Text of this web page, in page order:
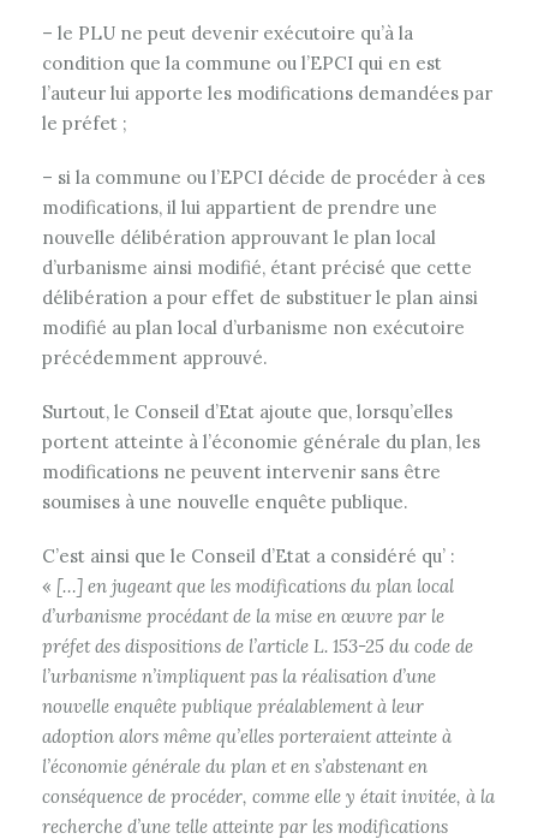
– le PLU ne peut devenir exécutoire qu’à la
condition que la commune ou l’EPCI qui en est
l’auteur lui apporte les modifications demandées par
le préfet ;
– si la commune ou l’EPCI décide de procéder à ces
modifications, il lui appartient de prendre une
nouvelle délibération approuvant le plan local
d’urbanisme ainsi modifié, étant précisé que cette
délibération a pour effet de substituer le plan ainsi
modifié au plan local d’urbanisme non exécutoire
précédemment approuvé.
Surtout, le Conseil d’Etat ajoute que, lorsqu’elles
portent atteinte à l’économie générale du plan, les
modifications ne peuvent intervenir sans être
soumises à une nouvelle enquête publique.
C’est ainsi que le Conseil d’Etat a considéré qu’ :
« […] en jugeant que les modifications du plan local
d’urbanisme procédant de la mise en œuvre par le
préfet des dispositions de l’article L. 153-25 du code de
l’urbanisme n’impliquent pas la réalisation d’une
nouvelle enquête publique préalablement à leur
adoption alors même qu’elles porteraient atteinte à
l’économie générale du plan et en s’abstenant en
conséquence de procéder, comme elle y était invitée, à la
recherche d’une telle atteinte par les modifications